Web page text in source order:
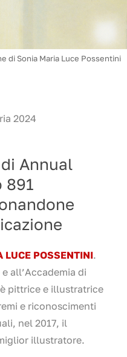
di Sonia Maria Luce Possentini
2024
Annual
891
LUCE POSSENTINI.
all’Accademia di
pittrice e illustratrice
e riconoscimenti
nel 2017, il
illustratore.